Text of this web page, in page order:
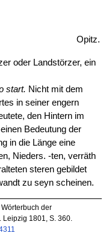
Opitz.
oder Landstörzer, ein
start. Nicht mit dem
in seiner engern
den Hintern im
Bedeutung der
in die Länge eine
Nieders. -ten, verräth
steren gebildet
zu seyn scheinen.
der
1801, S. 360.